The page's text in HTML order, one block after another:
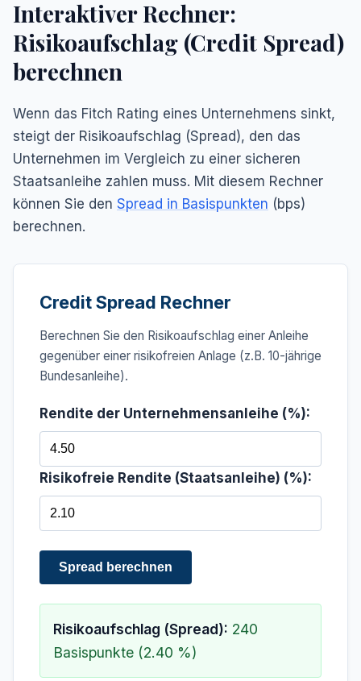
Interaktiver Rechner:
Risikoaufschlag (Credit Spread)
berechnen
Wenn das Fitch Rating eines Unternehmens sinkt,
steigt der Risikoaufschlag (Spread), den das
Unternehmen im Vergleich zu einer sicheren
Staatsanleihe zahlen muss. Mit diesem Rechner
können Sie den Spread in Basispunkten (bps)
berechnen.
Credit Spread Rechner
Berechnen Sie den Risikoaufschlag einer Anleihe
gegenüber einer risikofreien Anlage (z.B. 10-jährige
Bundesanleihe).
Rendite der Unternehmensanleihe (%):
Risikofreie Rendite (Staatsanleihe) (%):
Spread berechnen
Risikoaufschlag (Spread): 240
Basispunkte (2.40 %)